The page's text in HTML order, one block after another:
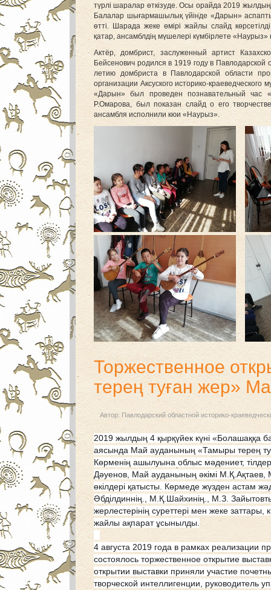
түрлі шаралар өткізуде. Осы орайда 2019
Балалар шығармашылық үйінде «Дарын»
өтті. Шарада жеке өмірі жайлы слайд
қатар, ансамблдің мүшелері күмбірлете «Наурыз»
Актёр, домбрист, заслуженный артист
Бейсенович родился в 1919 году в
летию домбриста в Павлодарской области
организации Аксуского историко-
«Дарын» был проведен познавательный час
Р.Омарова, был показан слайд о его
ансамбля исполнили кюи «Наурыз».
Торжественное
терең туған жер»
Автор: Павлодарский областной историко-
2019 жылдың 4 қырқүйек күні «Болашаққа
аясында Май ауданының «Тамыры терең
Көрменің ашылуына облыс мәдениет,
Дәуенов, Май ауданының әкімі
өкілдері қатысты. Көрмеде жүзден астам
Әбділдиннің., М.Қ.Шайхинің., М.З. Зайы
жерлестерінің суреттері мен жеке
жайлы ақпарат ұсынылды.
4 августа 2019 года в рамках реализации
состоялось торжественное открытие
открытии выставки приняли участие
творческой интеллигенции, руководитель